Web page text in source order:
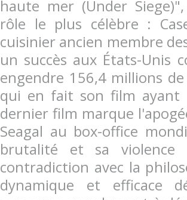
haute mer (Under
rôle le plus célèbre :
cuisinier ancien membre
un succès aux États-Unis
engendre 156,4 millions
qui en fait son film ayant
dernier film marque
Seagal au box-office
brutalité et sa violence
contradiction avec la
dynamique et efficace